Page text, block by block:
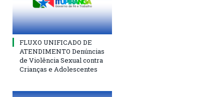
FLUXO UNIFICADO DE
ATENDIMENTO Denúncias
de Violência Sexual contra
Crianças e Adolescentes